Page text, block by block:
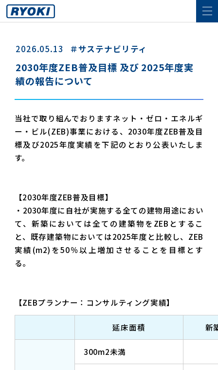
2026.05.13 ＃サステナビリティ
2030年度ZEB普及目標 及び 2025年度実
績の報告について
当社で取り組んでおりますネット・ゼロ・エネルギ
ー・ビル(ZEB)事業における、2030年度ZEB普及目
標及び2025年度実績を下記のとおり公表いたしま
す。
【2030年度ZEB普及目標】
・2030年度に自社が実施する全ての建物用途におい
て、新築においては全ての建築物をZEBとするこ
と、既存建築物においては2025年度と比較し、ZEB
実績(m2)を50％以上増加させることを目標とす
る。
【ZEBプランナー：コンサルティング実績】
延床面積 新
300m2未満